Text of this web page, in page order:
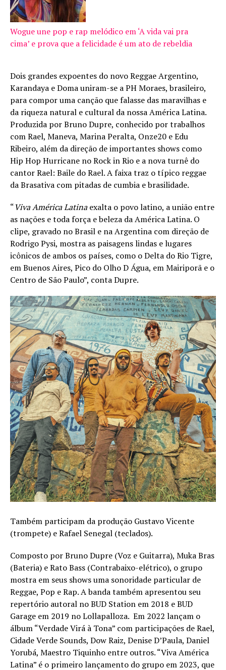
Wogue une pop e rap melódico em ‘A vida vai pra
cima’ e prova que a felicidade é um ato de rebeldia
Dois grandes expoentes do novo Reggae Argentino,
Karandaya e Doma uniram-se a PH Moraes, brasileiro,
para compor uma canção que falasse das maravilhas e
da riqueza natural e cultural da nossa América Latina.
Produzida por Bruno Dupre, conhecido por trabalhos
com Rael, Maneva, Marina Peralta, Onze20 e Edu
Ribeiro, além da direção de importantes shows como
Hip Hop Hurricane no Rock in Rio e a nova turnê do
cantor Rael: Baile do Rael. A faixa traz o típico reggae
da Brasativa com pitadas de cumbia e brasilidade.
“Viva América Latinaexalta o povo latino, a união entre
as nações e toda força e beleza da América Latina. O
clipe, gravado no Brasil e na Argentina com direção de
Rodrigo Pysi, mostra as paisagens lindas e lugares
icônicos de ambos os países, como o Delta do Rio Tigre,
em Buenos Aires, Pico do Olho D Água, em Mairiporã e o
Centro de São Paulo”, conta Dupre.
Também participam da produção Gustavo Vicente
(trompete) e Rafael Senegal (teclados).
Composto por Bruno Dupre (Voz e Guitarra), Muka Bras
(Bateria) e Rato Bass (Contrabaixo-elétrico), o grupo
mostra em seus shows uma sonoridade particular de
Reggae, Pop e Rap. A banda também apresentou seu
repertório autoral no BUD Station em 2018 e BUD
Garage em 2019 no Lollapalloza. Em 2022 lançam o
álbum “Verdade Virá à Tona” com participações de Rael,
Cidade Verde Sounds, Dow Raiz, Denise D’Paula, Daniel
Yorubá, Maestro Tiquinho entre outros. “Viva América
Latina” é o primeiro lançamento do grupo em 2023, que